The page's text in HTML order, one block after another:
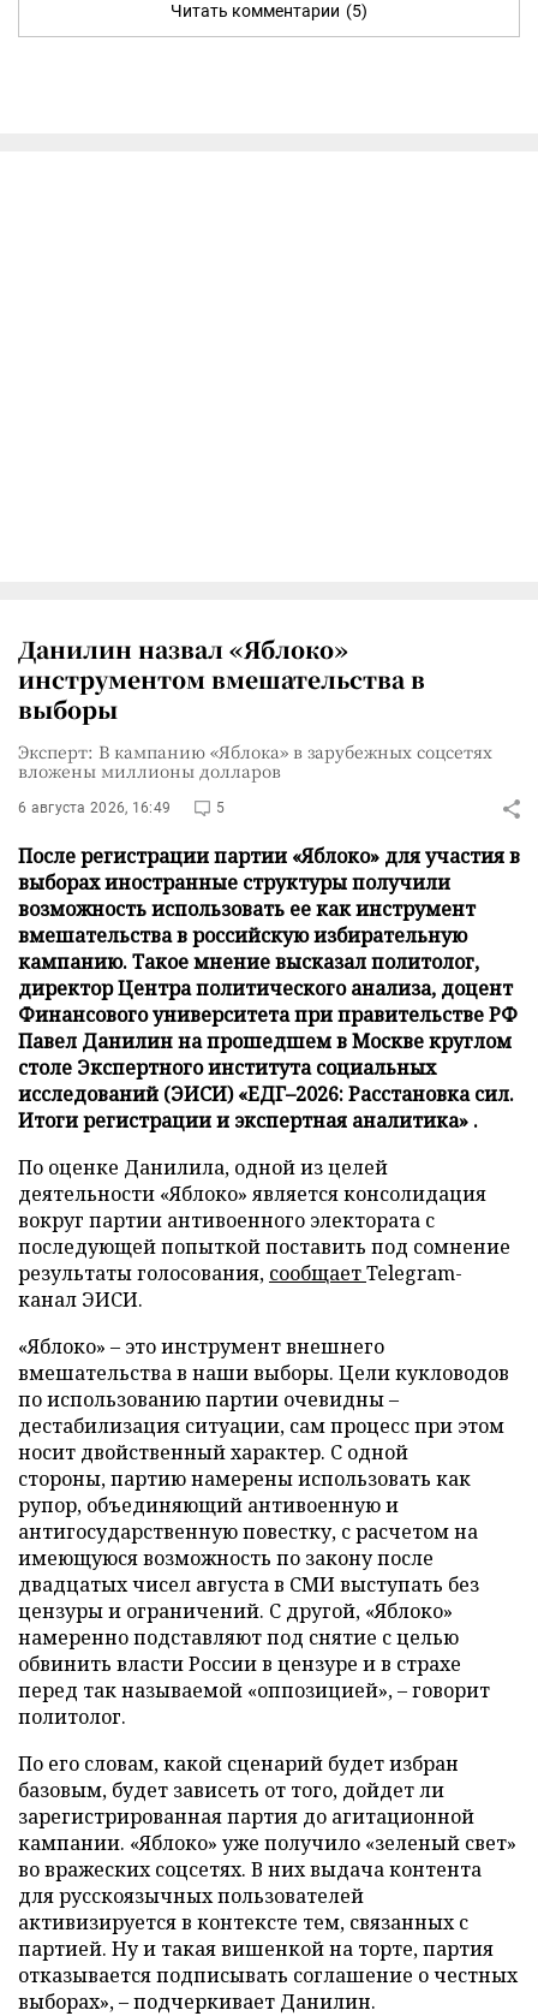
Читать комментарии (5)
Данилин назвал «Яблоко»
инструментом вмешательства в
выборы
Эксперт: В кампанию «Яблока» в зарубежных соцсетях
вложены миллионы долларов
6 августа 2026, 16:49 5
После регистрации партии «Яблоко» для участия в
выборах иностранные структуры получили
возможность использовать ее как инструмент
вмешательства в российскую избирательную
кампанию. Такое мнение высказал политолог,
директор Центра политического анализа, доцент
Финансового университета при правительстве РФ
Павел Данилин на прошедшем в Москве круглом
столе Экспертного института социальных
исследований (ЭИСИ) «ЕДГ–2026: Расстановка сил.
Итоги регистрации и экспертная аналитика» .
По оценке Данилила, одной из целей
деятельности «Яблоко» является консолидация
вокруг партии антивоенного электората с
последующей попыткой поставить под сомнение
результаты голосования, сообщаетTelegram-
канал ЭИСИ.
«Яблоко» – это инструмент внешнего
вмешательства в наши выборы. Цели кукловодов
по использованию партии очевидны –
дестабилизация ситуации, сам процесс при этом
носит двойственный характер. С одной
стороны, партию намерены использовать как
рупор, объединяющий антивоенную и
антигосударственную повестку, с расчетом на
имеющуюся возможность по закону после
двадцатых чисел августа в СМИ выступать без
цензуры и ограничений. С другой, «Яблоко»
намеренно подставляют под снятие с целью
обвинить власти России в цензуре и в страхе
перед так называемой «оппозицией», – говорит
политолог.
По его словам, какой сценарий будет избран
базовым, будет зависеть от того, дойдет ли
зарегистрированная партия до агитационной
кампании. «Яблоко» уже получило «зеленый свет»
во вражеских соцсетях. В них выдача контента
для русскоязычных пользователей
активизируется в контексте тем, связанных с
партией. Ну и такая вишенкой на торте, партия
отказывается подписывать соглашение о честных
выборах», – подчеркивает Данилин.